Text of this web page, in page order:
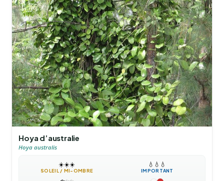
Hoya d’australie
Hoya australis
☀️☀️☀️
SOLEIL / MI-OMBRE
💧 💧 💧
IMPORTANT